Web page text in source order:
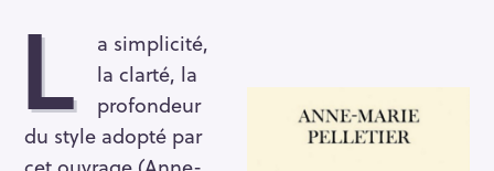
L
a simplicité,
la clarté, la
profondeur
du style adopté par